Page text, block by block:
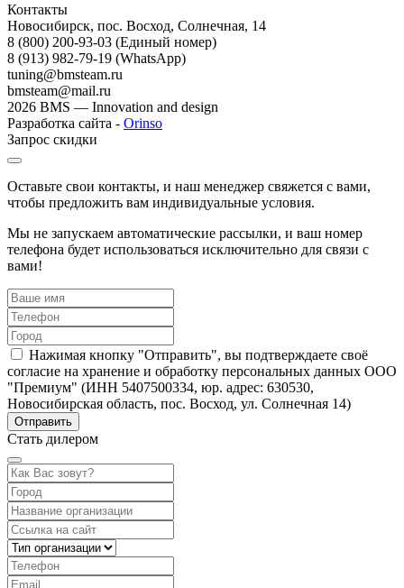
Контакты
Новосибирск, пос. Восход, Солнечная, 14
8 (800) 200-93-03 (Единый номер)
8 (913) 982-79-19 (WhatsApp)
tuning@bmsteam.ru
bmsteam@mail.ru
2026 BMS — Innovation and design
Разработка сайта - Orinso
Запрос скидки
Оставьте свои контакты, и наш менеджер свяжется с вами,
чтобы предложить вам индивидуальные условия.
Мы не запускаем автоматические рассылки, и ваш номер
телефона будет использоваться исключительно для связи с
вами!
Нажимая кнопку "Отправить", вы подтверждаете своё
согласие на хранение и обработку персональных данных ООО
"Премиум" (ИНН 5407500334, юр. адрес: 630530,
Новосибирская область, пос. Восход, ул. Солнечная 14)
Стать дилером